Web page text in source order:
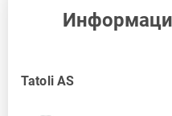
Tatoli AS